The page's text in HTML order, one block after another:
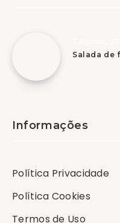
Salada de
Informações
Política Privacidade
Política Cookies
Termos de Uso